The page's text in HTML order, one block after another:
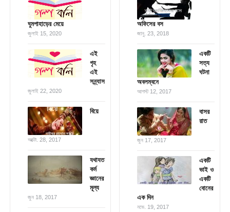
ঘুমপাহাড়ের মেয়ে
জুলাই 15, 2020
এই
গৃহ
এই
সন্ন্যাস
জুলাই 22, 2020
বিয়ে
অক্টো. 28, 2017
যথাযত
কর্ম
জ্ঞানের
মূল্য
জুন 18, 2017
অফিসের বস
জানু. 23, 2018
একটি
সত্য
ঘটনা
অবলম্বনে
আগস্ট 12, 2017
বাসর
রাত
জুন 17, 2017
একটি
ভাই ও
একটি
বোনের
এক দিন
নভে. 19, 2017